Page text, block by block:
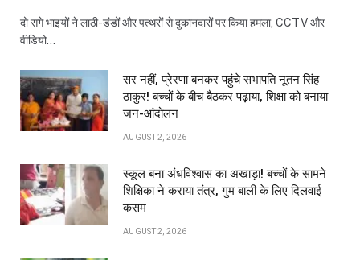
दो सगे भाइयों ने लाठी-डंडों और पत्थरों से दुकानदारों पर किया हमला, CCTV और
वीडियो…
सर नहीं, प्रेरणा बनकर पहुंचे सभापति नूतन सिंह
ठाकुर! बच्चों के बीच बैठकर पढ़ाया, शिक्षा को बनाया
जन-आंदोलन
AUGUST 2, 2026
स्कूल बना अंधविश्वास का अखाड़ा! बच्चों के सामने
शिक्षिका ने कराया तंत्र, गुम बाली के लिए दिलवाई
कसम
AUGUST 2, 2026